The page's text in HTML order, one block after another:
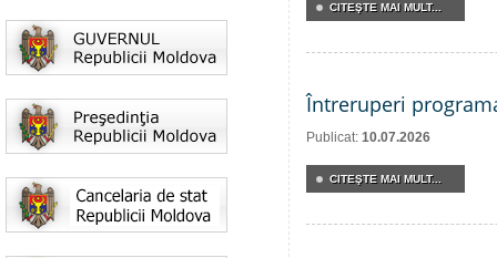
CITEŞTE MAI MULT...
Întreruperi
Publicat: 10.07.2026
CITEŞTE MAI MULT...